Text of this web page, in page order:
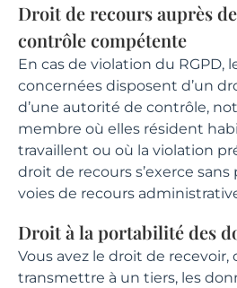
Droit de recours auprès
contrôle compétente
En cas de violation du RGPD,
concernées disposent d’un
d’une autorité de contrôle,
membre où elles résident
travaillent ou où la violation
droit de recours s’exerce sans
voies de recours
Droit à la portabilité des
Vous avez le droit de recevoir,
transmettre à un tiers, les